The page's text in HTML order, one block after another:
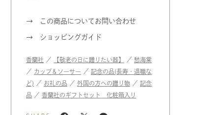
この商品についてお問い合わせ
ショッピングガイド
香蘭社 ／ 【敬老の日に贈りたい器】 ／ 愁海棠
／ カップ＆ソーサー ／ 記念の品(長寿・退職な
ど) ／ お礼の品 ／ 外国の方への贈り物 ／ 記念
品 ／ 香蘭社のギフトセット 化粧箱入り